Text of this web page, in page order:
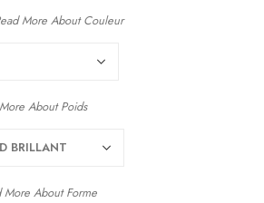
More AboutCouleur
AboutPoids
More AboutForme